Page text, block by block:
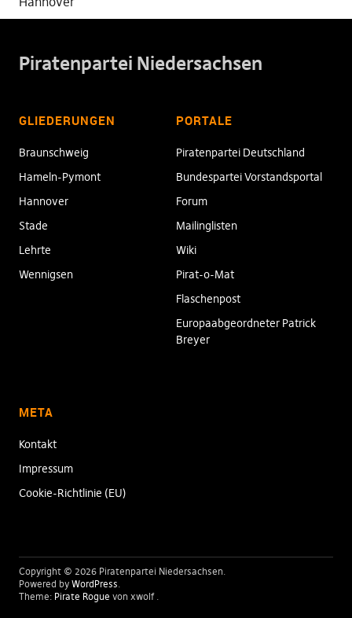
Piratenpartei Niedersachsen
GLIEDERUNGEN
Braunschweig
Hameln-Pymont
Hannover
Stade
Lehrte
Wennigsen
PORTALE
Piratenpartei Deutschland
Bundespartei Vorstandsportal
Forum
Mailinglisten
Wiki
Pirat-o-Mat
Flaschenpost
Europaabgeordneter Patrick
Breyer
META
Kontakt
Impressum
Cookie-Richtlinie (EU)
Copyright © 2026 Piratenpartei Niedersachsen
Powered by WordPress
Theme: Pirate Rogue von xwolf